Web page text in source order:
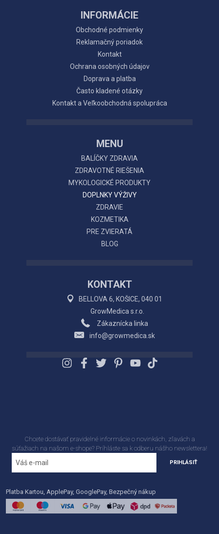
INFORMÁCIE
Obchodné podmienky
Reklamačný poriadok
Kontakt
Ochrana osobných údajov
Doprava a platba
Často kladené otázky
Kontakt a Veľkoobchodná spolupráca
MENU
BALÍČKY ZDRAVIA
ZDRAVOTNÉ RIEŠENIA
MYKOLOGICKÉ PRODUKTY
DOPLNKY VÝŽIVY
ZDRAVIE
KOZMETIKA
PRE ZVIERATÁ
BLOG
KONTAKT
BELLOVA 6, KOŠICE, 040 01
GrowMedica s.r.o.
Zákaznícka linka
info@growmedica.sk
Chcete dostávať pravidelné informácie o novinkách, zľavách a
súťažiach na našom e-shope? Príhláste sa k odberu nášho newslettera!
PRIHLÁSIŤ
Platba Kartou, ApplePay, GooglePay, Bezpečný nákup